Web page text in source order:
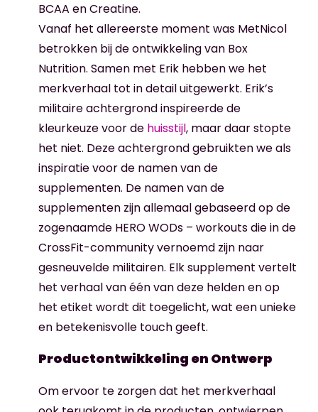
BCAA en Creatine.
Vanaf het allereerste moment was MetNicol
betrokken bij de ontwikkeling van Box
Nutrition. Samen met Erik hebben we het
merkverhaal tot in detail uitgewerkt. Erik’s
militaire achtergrond inspireerde de
kleurkeuze voor de huisstijl, maar daar stopte
het niet. Deze achtergrond gebruikten we als
inspiratie voor de namen van de
supplementen. De namen van de
supplementen zijn allemaal gebaseerd op de
zogenaamde HERO WODs – workouts die in de
CrossFit-community vernoemd zijn naar
gesneuvelde militairen. Elk supplement vertelt
het verhaal van één van deze helden en op
het etiket wordt dit toegelicht, wat een unieke
en betekenisvolle touch geeft.
Productontwikkeling en Ontwerp
Om ervoor te zorgen dat het merkverhaal